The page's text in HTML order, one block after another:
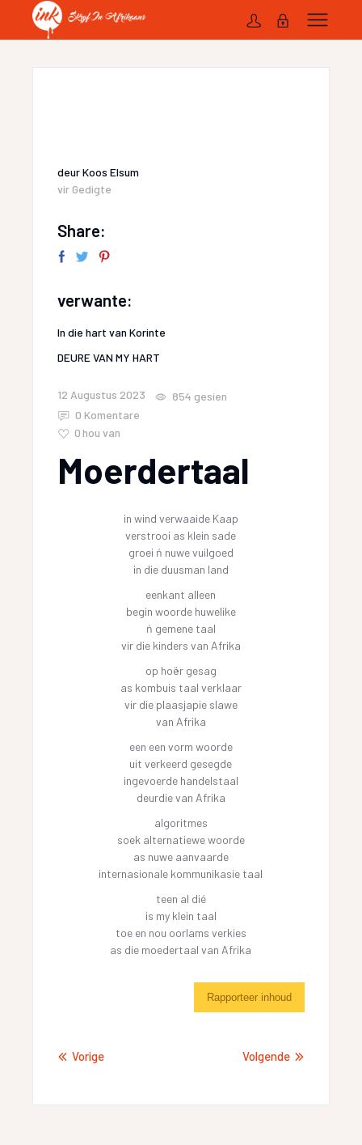
deurKoos Elsum
vir Gedigte
Share:
verwante:
In die hart van Korinte
DEURE VAN MY HART
12 Augustus 2023 854 gesien
0 Komentare
0 hou van
Moerdertaal
in wind verwaaide Kaap
verstrooi as klein sade
groei ń nuwe vuilgoed
in die duusman land
eenkant alleen
begin woorde huwelike
ń gemene taal
vir die kinders van Afrika
op hoër gesag
as kombuis taal verklaar
vir die plaasjapie slawe
van Afrika
een een vorm woorde
uit verkeerd gesegde
ingevoerde handelstaal
deurdie van Afrika
algoritmes
soek alternatiewe woorde
as nuwe aanvaarde
internasionale kommunikasie taal
teen al dié
is my klein taal
toe en nou oorlams verkies
as die moedertaal van Afrika
Rapporteer inhoud
Vorige Volgende